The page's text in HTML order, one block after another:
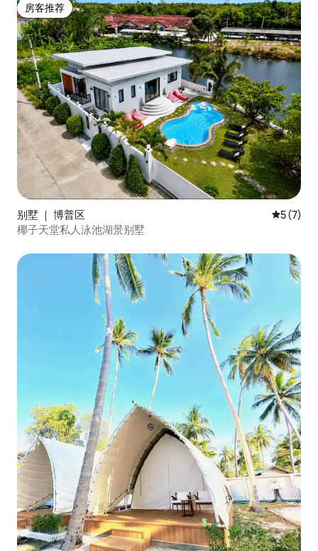
房客推荐
房客推荐
别墅 ｜ 博普区 平均评分
5 (7)
椰子天堂私人泳池湖景别墅